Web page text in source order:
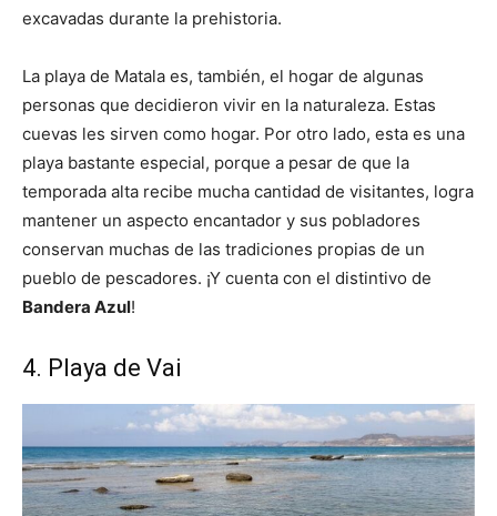
excavadas durante la prehistoria.
La playa de Matala es, también, el hogar de algunas
personas que decidieron vivir en la naturaleza. Estas
cuevas les sirven como hogar. Por otro lado, esta es una
playa bastante especial, porque a pesar de que la
temporada alta recibe mucha cantidad de visitantes, logra
mantener un aspecto encantador y sus pobladores
conservan muchas de las tradiciones propias de un
pueblo de pescadores. ¡Y cuenta con el distintivo de
Bandera Azul!
4. Playa de Vai